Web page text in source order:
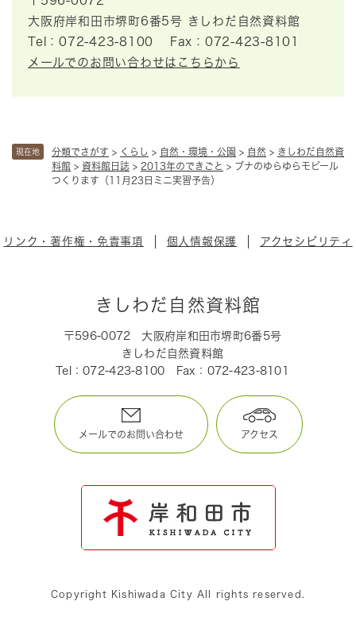
現在地 分類でさがす > くらし > 自然・環境・公園 > 自然 > きしわだ自然資
料館 > 資料館日誌 > 2013年のできごと > ブナのゆらゆらモビール
つくります（11月23日ミニ実習予告）
大阪府岸和田市堺町6番5号 きしわだ自然資料館
Tel：072-423-8100
Fax：072-423-8101
メールでのお問い合わせはこちらから
リンク・著作権・免責事項 個人情報保護 アクセシビリティ
きしわだ自然資料館
〒596-0072
大阪府岸和田市堺町6番5号
きしわだ自然資料館
Tel：072-423-8100
Fax：072-423-8101
メールでのお問い合わせ アクセス
Copyright Kishiwada City All rights reserved.